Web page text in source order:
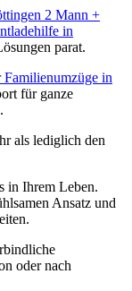
2 Mann +
in
parat.
Familienumzüge in
für ganze
als lediglich den
in Ihrem Leben.
Ansatz und
oder nach